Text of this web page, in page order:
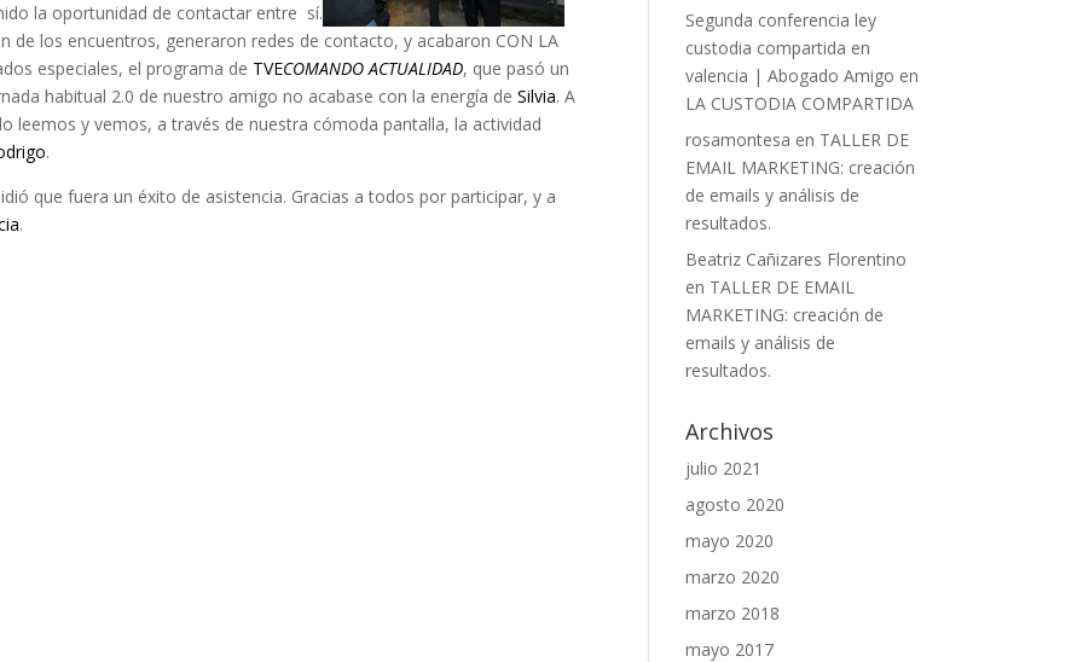
la oportunidad de contactar entre sí.
de los encuentros, generaron redes de contacto, y acabaron CON LA
especiales, el programa de TVECOMANDO ACTUALIDAD, que pasó un
habitual 2.0 de nuestro amigo no acabase con la energía deSilvia. A
leemos y vemos, a través de nuestra cómoda pantalla, la actividad
.
que fuera un éxito de asistencia. Gracias a todos por participar, y a
.
Segunda conferencia ley
custodia compartida en
valencia | Abogado Amigo en
LA CUSTODIA COMPARTIDA
rosamontesa en TALLER DE
EMAIL MARKETING: creación
de emails y análisis de
resultados.
Beatriz Cañizares Florentino
en TALLER DE EMAIL
MARKETING: creación de
emails y análisis de
resultados.
Archivos
julio 2021
agosto 2020
mayo 2020
marzo 2020
marzo 2018
mayo 2017